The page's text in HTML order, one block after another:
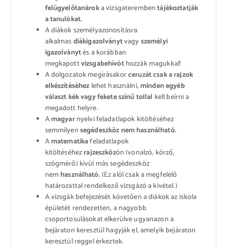
felügyelőtanároka vizsgaterembentájékoztatják
a tanulókat.
A diákok személyazonosításra
alkalmasdiákigazolványtvagyszemélyi
igazolványtés a korábban
megkapottvizsgabehívóthozzák magukkal!
A dolgozatok megírásakorceruzát csak a rajzok
elkészítéséhez lehet használni,minden egyéb
választ kék vagy fekete színű tollal kell beírni a
megadott helyre.
Amagyarnyelvi feladatlapok kitöltéséhez
semmilyensegédeszköz nem használható.
Amatematikafeladatlapok
kitöltéséhezrajzeszközön (vonalzó, körző,
szögmérő) kívül más segédeszköz
nem használható.(Ez alól csak a megfelelő
határozattal rendelkező vizsgázó a kivétel.)
A vizsgák befejezését követően a diákok az iskola
épületét rendezetten, a nagyobb
csoportosulásokat elkerülve ugyanazon a
bejáraton keresztül hagyják el, amelyik bejáraton
keresztül reggel érkeztek.